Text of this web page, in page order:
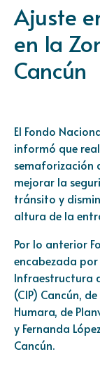
Ajuste
en la
Cancún
El Fondo
informó que
semaforización
mejorar la
tránsito y
altura de la
Por lo anterior
encabezada
Infraestructura
(CIP) Cancún,
Humara, de
y Fernanda
Cancún.